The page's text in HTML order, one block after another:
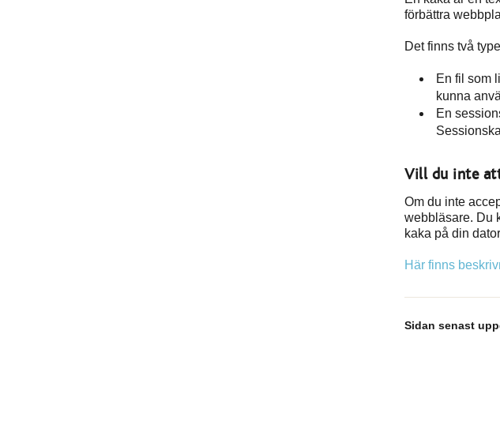
förbättra
Det finns två
En fil som
kunna
En
Vill du inte
Om du inte
webbläsare. Du
kaka på din
Här finns
Sidan senast